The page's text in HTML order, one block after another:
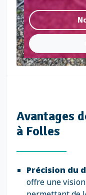
Avantages
à Folles
Précision du
offre une